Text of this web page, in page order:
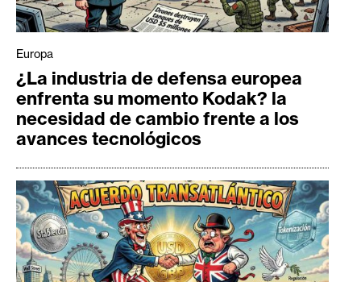
Europa
¿La industria de defensa europea
enfrenta su momento Kodak? la
necesidad de cambio frente a los
avances tecnológicos